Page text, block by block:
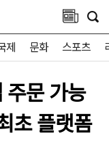
제 문화 스포츠
주문 가능
초 플랫폼